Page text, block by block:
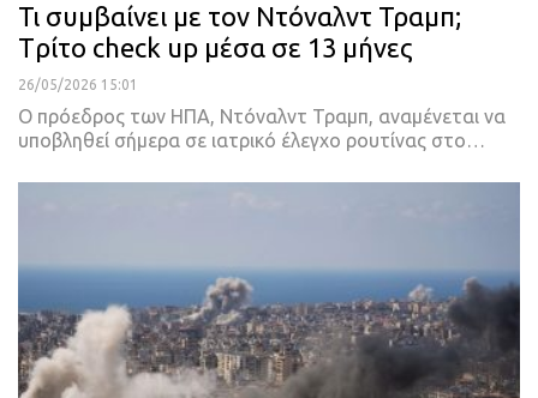
Τι συμβαίνει με τον Ντόναλντ Τραμπ;
Tρίτο check up μέσα σε 13 μήνες
26/05/2026 15:01
Ο πρόεδρος των ΗΠΑ, Ντόναλντ Τραμπ, αναμένεται να
υποβληθεί σήμερα σε ιατρικό έλεγχο ρουτίνας στο…